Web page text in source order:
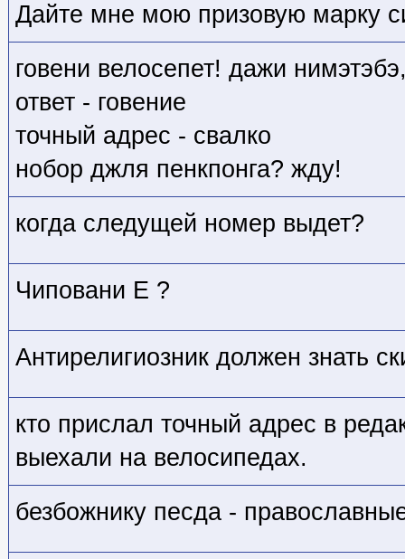
Дайте мне мою призовую марку
говени велосепет! дажи
ответ - говение
точный адрес - свалко
нобор джля пенкпонга? жду!
когда следущей номер выдет?
Чиповани Е ?
Антирелигиозник должен знать
кто прислал точный адрес в
выехали на велосипедах.
безбожнику песда -